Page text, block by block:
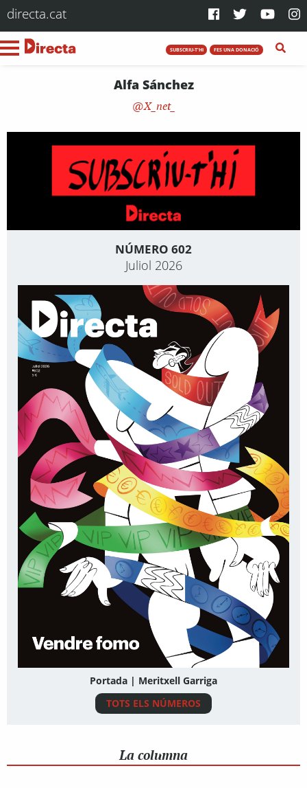
directa.cat
SUBSCRIU-T'HI FES UNA DONACIÓ
Alfa Sánchez
X_net_
NÚMERO 602
Juliol 2026
Portada | Meritxell Garriga
TOTS ELS NÚMEROS
La columna